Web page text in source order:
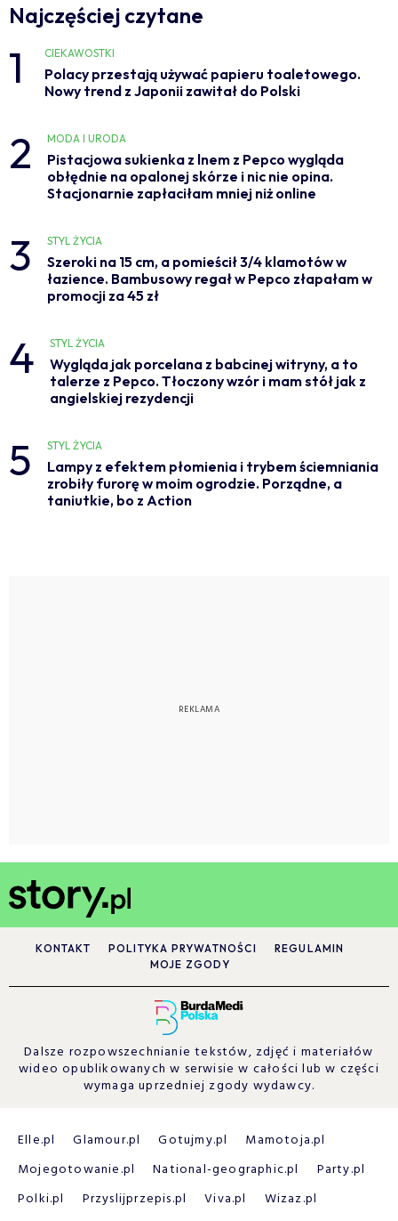
Najczęściej czytane
1 CIEKAWOSTKI
Polacy przestają używać papieru toaletowego.
Nowy trend z Japonii zawitał do Polski
2 MODA I URODA
Pistacjowa sukienka z lnem z Pepco wygląda
obłędnie na opalonej skórze i nic nie opina.
Stacjonarnie zapłaciłam mniej niż online
3 STYL ŻYCIA
Szeroki na 15 cm, a pomieścił 3/4 klamotów w
łazience. Bambusowy regał w Pepco złapałam w
promocji za 45 zł
4 STYL ŻYCIA
Wygląda jak porcelana z babcinej witryny, a to
talerze z Pepco. Tłoczony wzór i mam stół jak z
angielskiej rezydencji
5 STYL ŻYCIA
Lampy z efektem płomienia i trybem ściemniania
zrobiły furorę w moim ogrodzie. Porządne, a
taniutkie, bo z Action
KONTAKT POLITYKA PRYWATNOŚCI
REGULAMIN
MOJE ZGODY
Dalsze rozpowszechnianie tekstów, zdjęć i materiałów
wideo opublikowanych w serwisie w całości lub w części
wymaga uprzedniej zgody wydawcy.
Elle.pl Glamour.pl Gotujmy.pl
Mamotoja.pl
Mojegotowanie.pl
National-geographic.pl
Party.pl
Polki.pl
Przyslijprzepis.pl Viva.pl Wizaz.pl